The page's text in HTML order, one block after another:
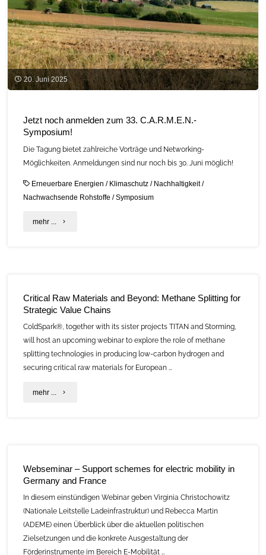
20. Juni 2025
Jetzt noch anmelden zum 33. C.A.R.M.E.N.-
Symposium!
Die Tagung bietet zahlreiche Vorträge und Networking-
Möglichkeiten. Anmeldungen sind nur noch bis 30. Juni möglich!
Erneuerbare Energien / Klimaschutz / Nachhaltigkeit/
Nachwachsende Rohstoffe /Symposium
mehr ... "Jetzt
33.
C.A.R.M.E.N.-
Symposium!"
Critical Raw Materials and Beyond: Methane Splitting for
Strategic Value Chains
ColdSpark®, together with its sister projects TITAN and Storming,
will host an upcoming webinar to explore the role of methane
splitting technologies in producing low-carbon hydrogen and
securing critical raw materials for European …
mehr ... "Critical
Beyond:
Methane
Splitting
for
Webseminar – Support schemes for electric mobility in
Germany and France
In diesem einstündigen Webinar geben Virginia Christochowitz
(Nationale Leitstelle Ladeinfrastruktur) und Rebecca Martin
(ADEME) einen Überblick über die aktuellen politischen
Zielsetzungen und die konkrete Ausgestaltung der
Förderinstrumente im Bereich E-Mobilität …